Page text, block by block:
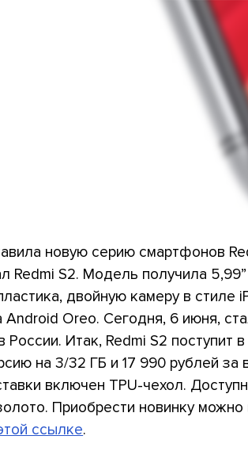
новую серию смартфонов
Redmi S2. Модель получила
двойную камеру в стиле
Oreo. Сегодня, 6 июня,
Итак, Redmi S2 поступит
на 3/32 ГБ и 17 990 рублей
включен TPU-чехол.
Приобрести новинку
ссылке.